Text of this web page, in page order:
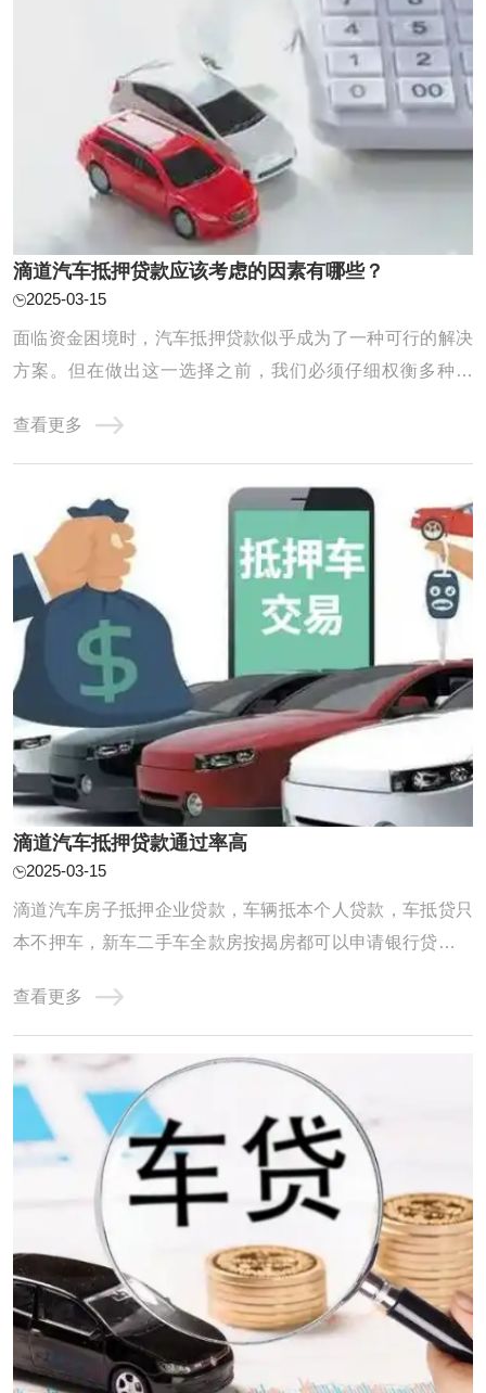
滴道汽车抵押贷款应该考虑的因素有哪些？
2025-03-15
面临资金困境时，汽车抵押贷款似乎成为了一种可行的解决
方案。但在做出这一选择之前，我们必须仔细权衡多种因
障我们的利益。接下来，我们将深入探讨汽车抵押贷款前不
可或缺的考虑要点。 在选择汽车抵押贷款公司时，您可以考
虑以下因素： 1.利率和费用：比较不同贷款公 ...
查看更多
滴道汽车抵押贷款通过率高
2025-03-15
滴道汽车房子抵押企业贷款，车辆抵本个人贷款，车抵贷只
本不押车，新车二手车全款房按揭房都可以申请银行贷款，
料。 滴道汽车抵押贷款，立即申请，通过率高。滴道汽车抵
押贷款机构贷款有快速下放贷款的优势，受到短期资金需求
的车友们青睐。滴道车子抵押贷款机构对有需 ...
查看更多